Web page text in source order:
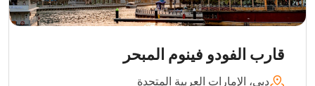
قارب الفودو فينوم المبحر
دبي، الإمارات العربية المتحدة